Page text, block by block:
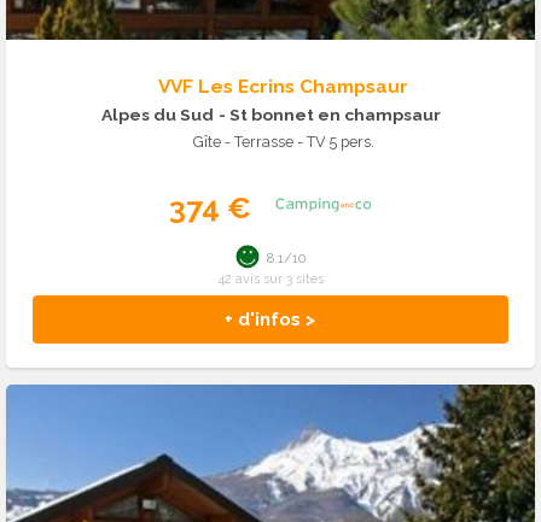
VVF Les Ecrins Champsaur
Alpes du Sud - St bonnet en champsaur
Gîte - Terrasse - TV 5 pers.
374 €
+ d'infos >
8.1/10
42 avis sur 3 sites